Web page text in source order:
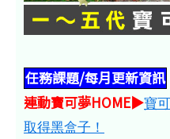
任務課題/每月更新資訊
連動寶可夢HOME​​​▶寶
取得黑盒子！